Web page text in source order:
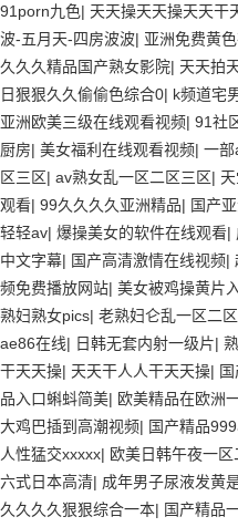
91porn九色| 天天操天天操天天干
波-五月天-四房波波| 亚洲免费黄
久久久精品国产熟女影院| 天天拍
日狠狠久久偷偷色综合0| k频道宅
亚洲欧美三级在线观看视频| 91社
厨房| 美女福利在线观看视频| 一部
区三区| av熟女乱一区二区三区|
观看| 99久久久久亚洲精品| 国产
轻轻av| 爆操美女的软件在线观看|
中文字幕| 国产高清激情在线视频|
频免费播放网站| 美女被鸡操黄片
熟妇熟女pics| 老熟妇仑乱一区二
ae86在线| 日韩无套内射一级片|
干天天操| 天天干人人干天天操|
品入口蝌蚪简美| 欧美精品在欧洲
大鸡巴插到高潮视频| 国产精品
人性猛交xxxxx| 欧美日韩午夜一区
六式日本高清| 成年男子尿液发黄
久久久久狠狠综合一本| 国产精品